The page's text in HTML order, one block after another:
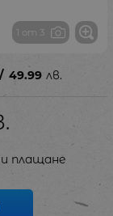
1 от 3
/ 49.99 лв.
плащане